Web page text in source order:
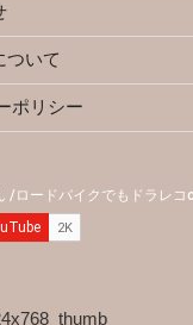
ついて
ポリシー